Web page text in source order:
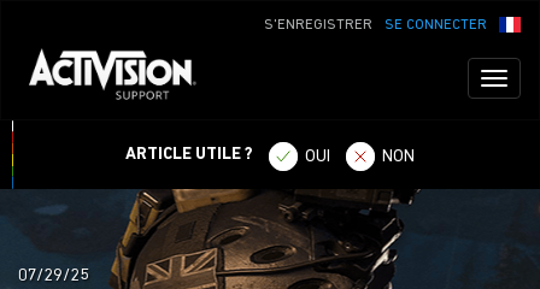
SE CONNECTER
S'ENREGISTRER
ARTICLE UTILE ? OUI NON
07/29/25